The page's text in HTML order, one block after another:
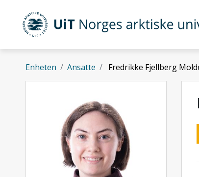
Gå til hovedinnhold
UiT Norges arktiske universitet
Enheten Ansatte Fredrikke Fjellberg